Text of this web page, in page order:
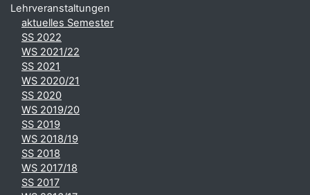
Lehrveranstaltungen
aktuelles Semester
SS 2022
WS 2021/22
SS 2021
WS 2020/21
SS 2020
WS 2019/20
SS 2019
WS 2018/19
SS 2018
WS 2017/18
SS 2017